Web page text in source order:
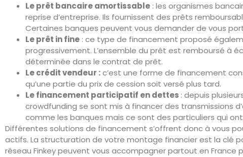
Le prêt bancaire amortissable : les organismes
reprise d’entreprise. Ils fournissent des prêts
Certaines banques peuvent vous demander de vous
Le prêt in fine : ce type de financement proposé
progressivement. L’ensemble du prêt est remboursé à
déterminée dans le contrat de prêt.
Le crédit vendeur :c’est une forme de financement
qu’une partie du prix de cession soit versé plus tard.
Le financement participatif en dettes : depuis
crowdfunding se sont mis à financer des transmissions
comme les banques mais ce sont des particuliers qui ont
Différentes solutions de financement s’offrent donc à vous
actifs. La structuration de votre montage financier est la clé
réseau Finkey peuvent vous accompagner partout en France